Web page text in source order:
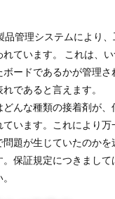
品管理システムにより
ています。 これは、い
ードであるかが管理
であると言えます。
んな種類の接着剤が
います。これにより
題が生じていたのか
保証規定につきまし